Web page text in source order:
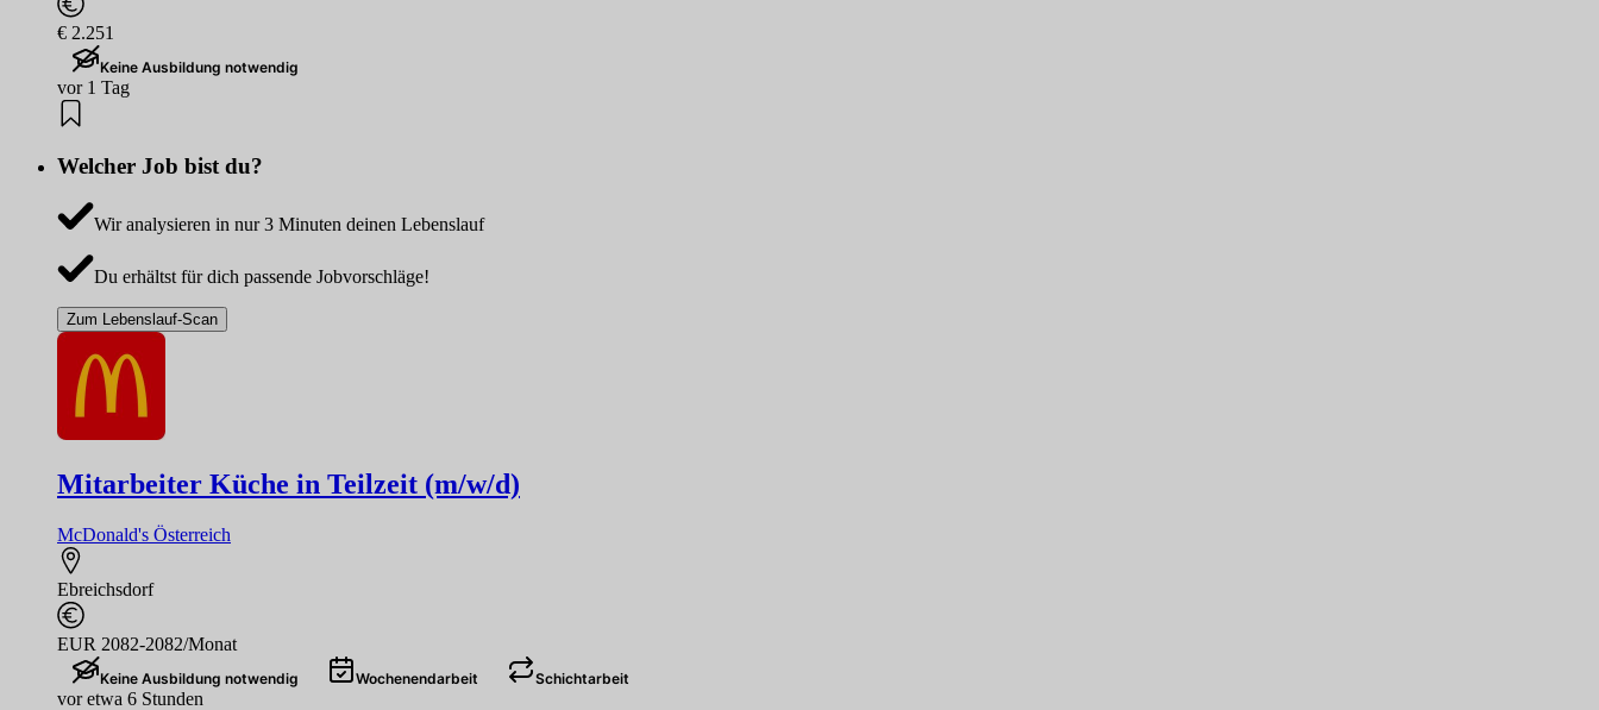
€ 2.251
Keine Ausbildung notwendig
vor 1 Tag
Welcher Job bist du?
Wir analysieren in nur 3 Minuten deinen Lebenslauf
Du erhältst für dich passende Jobvorschläge!
Zum Lebenslauf-Scan
Mitarbeiter Küche in Teilzeit (m/w/d)
McDonald's Österreich
Ebreichsdorf
EUR 2082-2082/Monat
Keine Ausbildung notwendig Wochenendarbeit Schichtarbeit
vor etwa 6 Stunden